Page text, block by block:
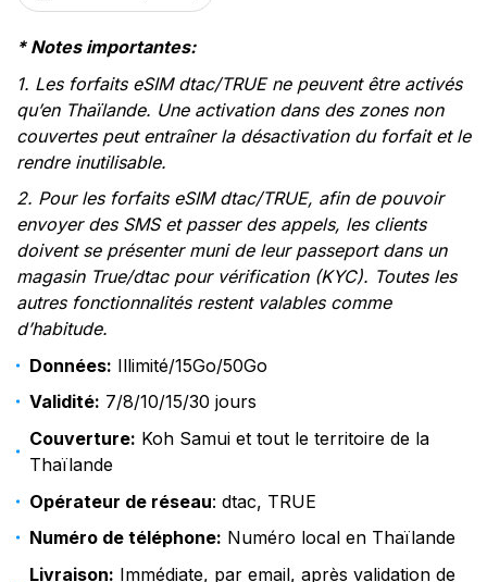
* Notes importantes:
1. Les forfaits eSIM dtac/TRUE ne peuvent être activés
qu’en Thaïlande. Une activation dans des zones non
couvertes peut entraîner la désactivation du forfait et le
rendre inutilisable.
2. Pour les forfaits eSIM dtac/TRUE, afin de pouvoir
envoyer des SMS et passer des appels, les clients
doivent se présenter muni de leur passeport dans un
magasin True/dtac pour vérification (KYC). Toutes les
autres fonctionnalités restent valables comme
d’habitude.
Données: Illimité/15Go/50Go
Validité: 7/8/10/15/30 jours
Couverture: Koh Samui et tout le territoire de la
Thaïlande
Opérateur de réseau: dtac, TRUE
Numéro de téléphone: Numéro local en Thaïlande
Livraison: Immédiate, par email, après validation de